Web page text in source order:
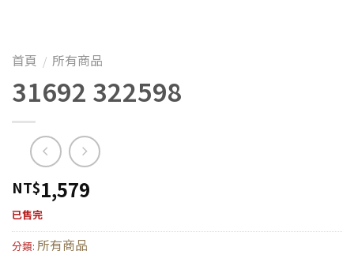
首頁 / 所有商品
31692 322598
NT$1,579
已售完
分類: 所有商品